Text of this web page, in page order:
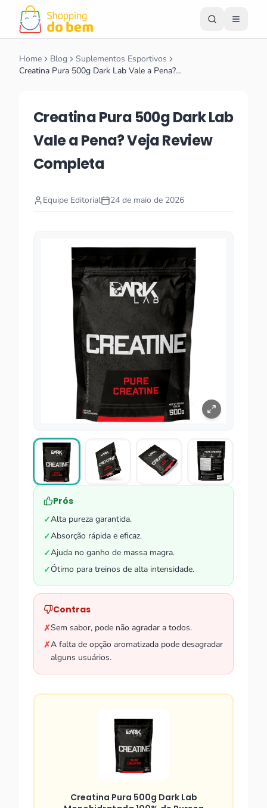
Home Blog
Suplementos Esportivos
Creatina Pura 500g Dark Lab Vale a Pena?…
Creatina Pura 500g Dark Lab
Vale a Pena? Veja Review
Completa
Equipe Editorial 24 de maio de 2026
Prós
✓Alta pureza garantida.
✓Absorção rápida e eficaz.
✓Ajuda no ganho de massa magra.
✓Ótimo para treinos de alta intensidade.
Contras
✗Sem sabor, pode não agradar a todos.
✗A falta de opção aromatizada pode desagradar
alguns usuários.
Creatina Pura 500g Dark Lab